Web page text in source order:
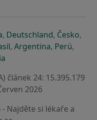
záložce
v nové záložce
se otevře v nové záložce
, Deutschlandse otevře v
, Českose
,
nové záložce
v nové záložce
se otevře v nové
, Argentinase otevře v
, Perúse
,
článek 24: 15.395.179
2026
Najděte si lékaře a